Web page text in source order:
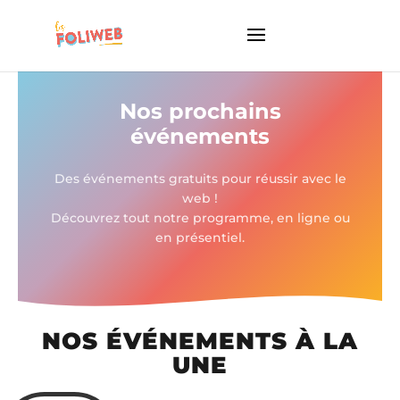
Nos prochains
événements
Des événements gratuits pour réussir avec le
web !
Découvrez tout notre programme, en ligne ou
en présentiel.
NOS ÉVÉNEMENTS À LA
UNE